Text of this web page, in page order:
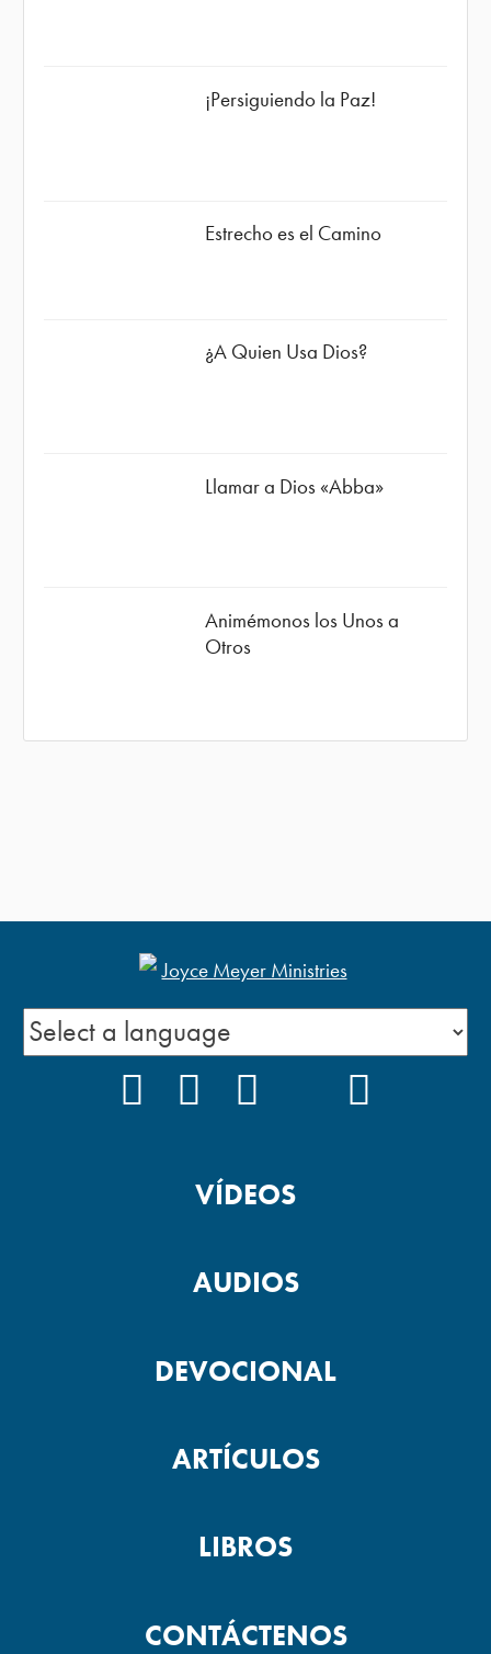
¡Persiguiendo la Paz!
Estrecho es el Camino
¿A Quien Usa Dios?
Llamar a Dios «Abba»
Animémonos los Unos a
Otros
VÍDEOS
AUDIOS
DEVOCIONAL
ARTÍCULOS
LIBROS
CONTÁCTENOS